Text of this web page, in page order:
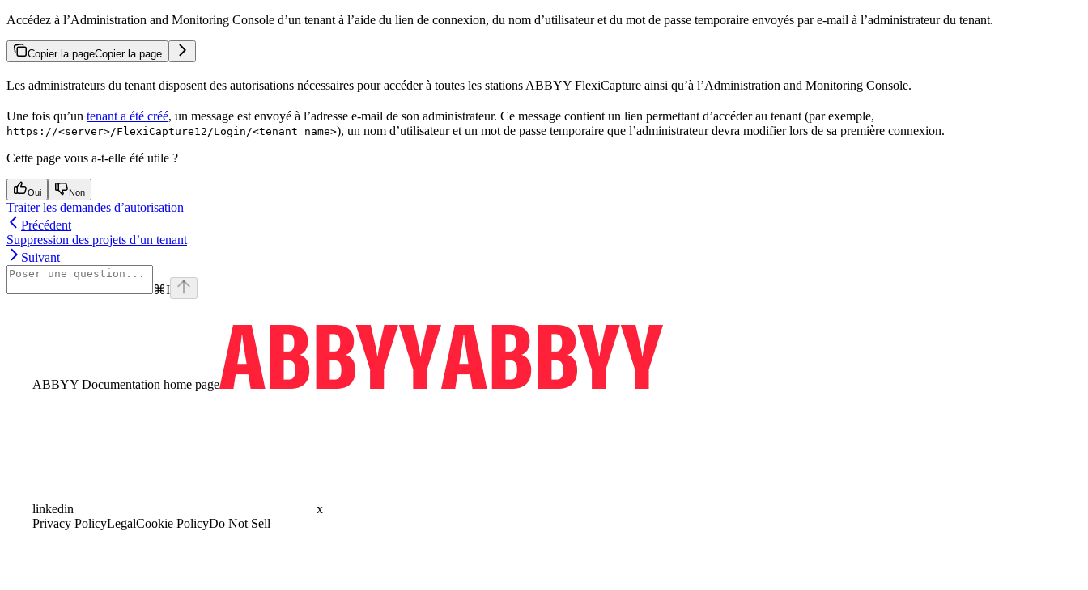
Accédez à l’Administration and Monitoring Console d’un tenant à l’aide du lien de connexion, du nom d’utilisateur et du mot de passe temporaire envoyés par e-mail à l’administrateur du tenant.
Copier la pageCopier la page
Les administrateurs du tenant disposent des autorisations nécessaires pour accéder à toutes les stations ABBYY FlexiCapture ainsi qu’à l’Administration and Monitoring Console.
Une fois qu’un tenant a été créé, un message est envoyé à l’adresse e-mail de son administrateur. Ce message contient un lien permettant d’accéder au tenant (par exemple,
https://<server>/FlexiCapture12/Login/<tenant_name>), un nom d’utilisateur et un mot de passe temporaire que l’administrateur devra modifier lors de sa première connexion.
Cette page vous a-t-elle été utile ?
Oui Non
Traiter les demandes d’autorisation
Précédent
Suppression des projets d’un tenant
Suivant
⌘I
ABBYY Documentation home page
linkedin
x
Privacy PolicyLegalCookie PolicyDo Not Sell